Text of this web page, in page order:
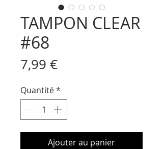
TAMPON CLEAR
#68
7,99 €Prix
Quantité*
Ajouter au panier